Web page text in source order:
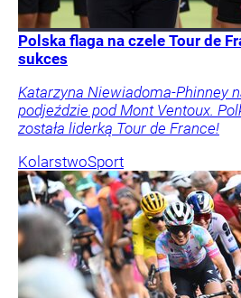
Polska flaga na czele Tour de
sukces
Katarzyna Niewiadoma-Phinney
podjeździe pod Mont Ventoux.
została liderką Tour de France!
KolarstwoSport